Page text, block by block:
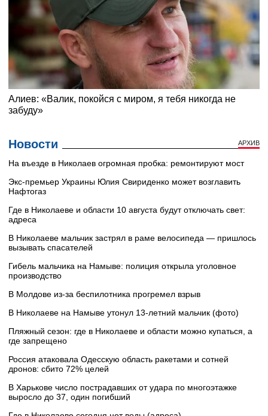
Новости АРХИВ
На въезде в Николаев огромная пробка: ремонтируют мост
Экс-премьер Украины Юлия Свириденко может возглавить
Нафтогаз
Где в Николаеве и области 10 августа будут отключать свет:
адреса
В Николаеве мальчик застрял в раме велосипеда — пришлось
вызывать спасателей
Гибель мальчика на Намыве: полиция открыла уголовное
производство
В Молдове из-за беспилотника прогремел взрыв
В Николаеве на Намыве утонул 13-летний мальчик (фото)
Пляжный сезон: где в Николаеве и области можно купаться, а
где запрещено
Россия атаковала Одесскую область ракетами и сотней
дронов: сбито 72% целей
В Харькове число пострадавших от удара по многоэтажке
выросло до 37, один погибший